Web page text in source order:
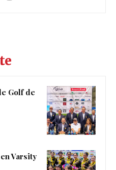
Golf de
Varsity